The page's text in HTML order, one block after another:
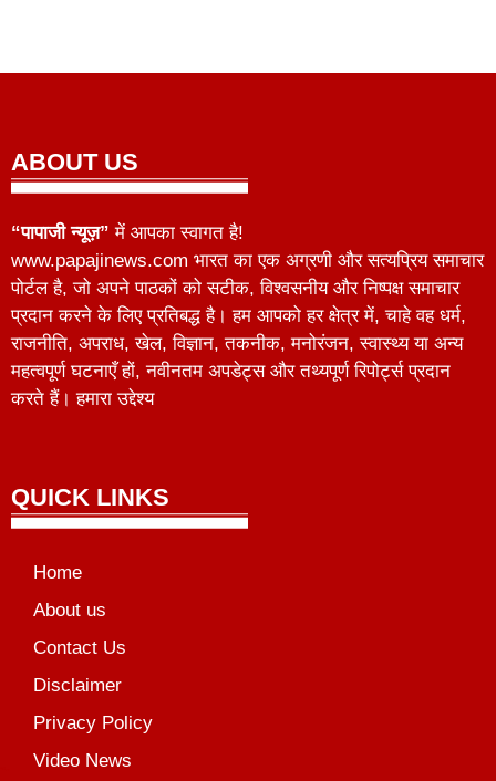
ABOUT US
“पापाजी न्यूज़” में आपका स्वागत है!
www.papajinews.com भारत का एक अग्रणी और सत्यप्रिय समाचार
पोर्टल है, जो अपने पाठकों को सटीक, विश्वसनीय और निष्पक्ष समाचार
प्रदान करने के लिए प्रतिबद्ध है। हम आपको हर क्षेत्र में, चाहे वह धर्म,
राजनीति, अपराध, खेल, विज्ञान, तकनीक, मनोरंजन, स्वास्थ्य या अन्य
महत्वपूर्ण घटनाएँ हों, नवीनतम अपडेट्स और तथ्यपूर्ण रिपोर्ट्स प्रदान
करते हैं। हमारा उद्देश्य
QUICK LINKS
Home
About us
Contact Us
Disclaimer
Privacy Policy
Video News